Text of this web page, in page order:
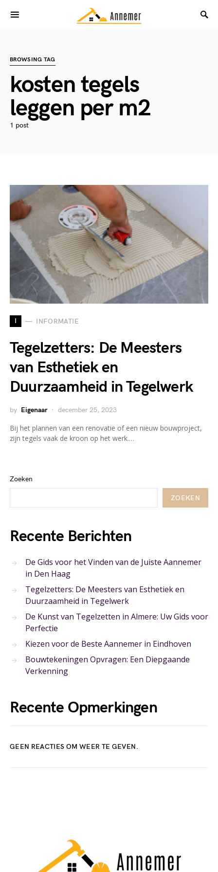
BROWSING TAG
kosten tegels
leggen per m2
1 post
I INFORMATIE
Tegelzetters: De Meesters
van Esthetiek en
Duurzaamheid in Tegelwerk
by Eigenaar december 25, 2023
Bij het plannen van een renovatie of een nieuw bouwproject,
zijn tegels vaak de kroon op het werk.…
Zoeken
ZOEKEN
Recente Berichten
De Gids voor het Vinden van de Juiste Aannemer
in Den Haag
Tegelzetters: De Meesters van Esthetiek en
Duurzaamheid in Tegelwerk
De Kunst van Tegelzetten in Almere: Uw Gids voor
Perfectie
Kiezen voor de Beste Aannemer in Eindhoven
Bouwtekeningen Opvragen: Een Diepgaande
Verkenning
Recente Opmerkingen
GEEN REACTIES OM WEER TE GEVEN.